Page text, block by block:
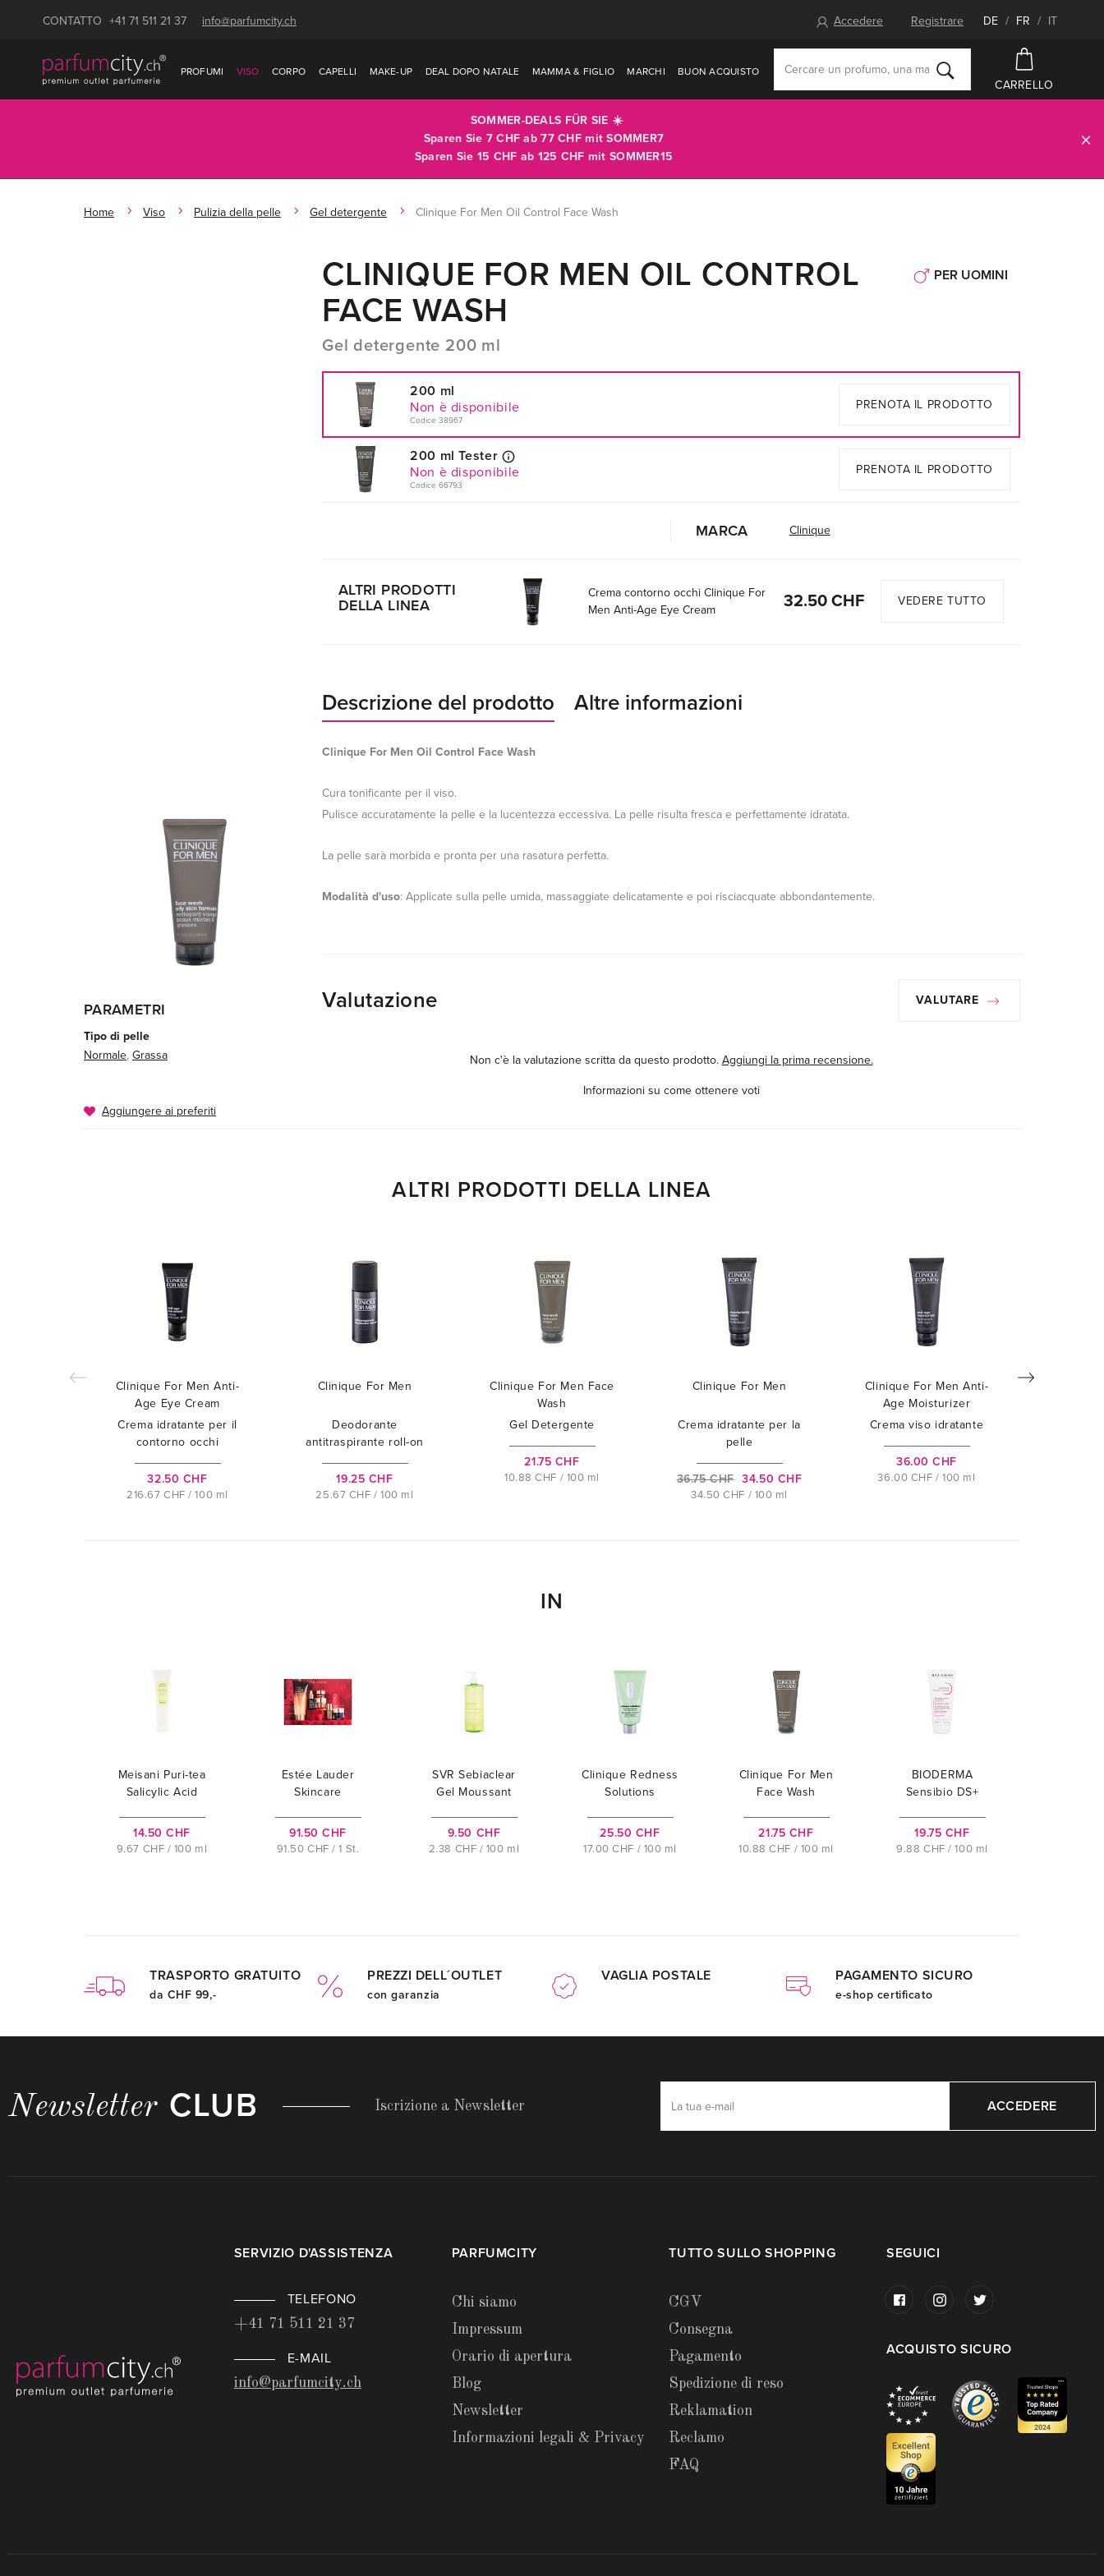
CONTATTO +41 71 511 21 37 info@parfumcity.ch Accedere Registrare DE / FR / IT
PROFUMI VISO CORPO CAPELLI MAKE-UP DEAL DOPO NATALE MAMMA & FIGLIO MARCHI BUON ACQUISTO
CARRELLO
SOMMER-DEALS FÜR SIE ☀️
Sparen Sie 7 CHF ab 77 CHF mitSOMMER7
Sparen Sie 15 CHF ab 125 CHF mit SOMMER15
Home Viso Pulizia della pelle Gel detergente Clinique For Men Oil Control Face Wash
PARAMETRI
Tipo di pelle
Normale, Grassa
Aggiungere ai preferiti
PER UOMINI
CLINIQUE FOR MEN OIL CONTROL
FACE WASH
Gel detergente 200 ml
200 ml
Non è disponibile
Codice 38967
PRENOTA IL PRODOTTO
200 ml Tester
Non è disponibile
Codice 66793
PRENOTA IL PRODOTTO
MARCA Clinique
ALTRI PRODOTTI
DELLA LINEA
Crema contorno occhi Clinique For
Men Anti-Age Eye Cream
32.50 CHF VEDERE TUTTO
Descrizione del prodotto Altre informazioni
Clinique For Men Oil Control Face Wash
Cura tonificante per il viso.
Pulisce accuratamente la pelle e la lucentezza eccessiva. La pelle risulta fresca e perfettamente idratata.
La pelle sarà morbida e pronta per una rasatura perfetta.
Modalità d'uso: Applicate sulla pelle umida, massaggiate delicatamente e poi risciacquate abbondantemente.
Valutazione VALUTARE
Non c'è la valutazione scritta da questo prodotto. Aggiungi la prima recensione.
Informazioni su come ottenere voti
ALTRI PRODOTTI DELLA LINEA
Clinique For Men Anti-
Age Eye Cream
Crema idratante per il
contorno occhi
32.50 CHF
216.67 CHF / 100 ml
Clinique For Men
Deodorante
antitraspirante roll-on
19.25 CHF
25.67 CHF / 100 ml
Clinique For Men Face
Wash
Gel Detergente
21.75 CHF
10.88 CHF / 100 ml
Clinique For Men
Crema idratante per la
pelle
36.75 CHF 34.50 CHF
34.50 CHF / 100 ml
Clinique For Men Anti-
Age Moisturizer
Crema viso idratante
36.00 CHF
36.00 CHF / 100 ml
IN
Meisani Puri-tea
Salicylic Acid
14.50 CHF
9.67 CHF / 100 ml
Estée Lauder
Skincare
91.50 CHF
91.50 CHF / 1 St.
SVR Sebiaclear
Gel Moussant
9.50 CHF
2.38 CHF / 100 ml
Clinique Redness
Solutions
25.50 CHF
17.00 CHF / 100 ml
Clinique For Men
Face Wash
21.75 CHF
10.88 CHF / 100 ml
BIODERMA
Sensibio DS+
19.75 CHF
9.88 CHF / 100 ml
TRASPORTO GRATUITO
da CHF 99,-
PREZZI DELL´OUTLET
con garanzia
VAGLIA POSTALE PAGAMENTO SICURO
e-shop certificato
Newsletter CLUB Iscrizione a Newsletter ACCEDERE
SERVIZIO D'ASSISTENZA
TELEFONO
+41 71 511 21 37
E-MAIL
info@parfumcity.ch
PARFUMCITY
Chi siamo
Impressum
Orario di apertura
Blog
Newsletter
Informazioni legali & Privacy
TUTTO SULLO SHOPPING
CGV
Consegna
Pagamento
Spedizione di reso
Reklamation
Reclamo
FAQ
SEGUICI
ACQUISTO SICURO